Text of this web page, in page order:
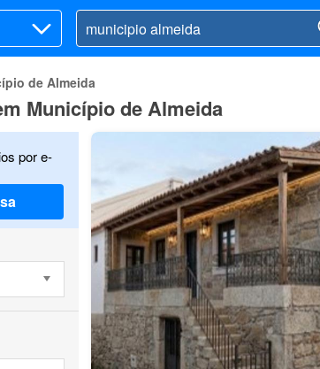
de Almeida
Município de Almeida
por e-